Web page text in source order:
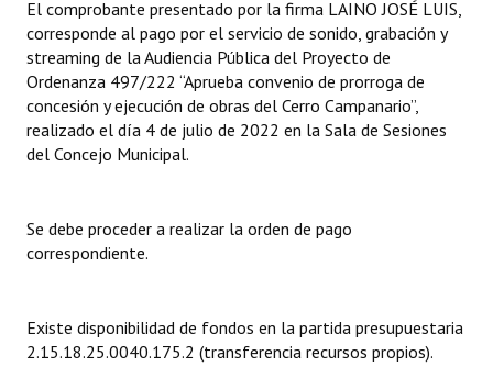
Reglamento Interno
Digesto
Organigrama
DOCUMENTOS
Proyectos Presentados
Actas de Sesión
El comprobante presentado por la firma LAINO JOSÉ LUIS,
corresponde al pago por el servicio de sonido, grabación y
streaming de la Audiencia Pública del Proyecto de
Ordenanza 497/222 “Aprueba convenio de prorroga de
concesión y ejecución de obras del Cerro Campanario”,
realizado el día 4 de julio de 2022 en la Sala de Sesiones
del Concejo Municipal.
Se debe proceder a realizar la orden de pago
correspondiente.
Existe disponibilidad de fondos en la partida presupuestaria
2.15.18.25.0040.175.2 (transferencia recursos propios).